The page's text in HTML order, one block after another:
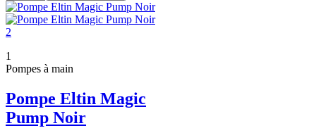
1
Pompes à main
Pompe Eltin Magic
Pump Noir